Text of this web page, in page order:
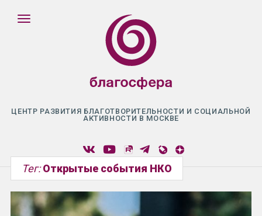
ЦЕНТР РАЗВИТИЯ БЛАГОТВОРИТЕЛЬНОСТИ И СОЦИАЛЬНОЙ
АКТИВНОСТИ В МОСКВЕ
Тег:Открытые события НКО